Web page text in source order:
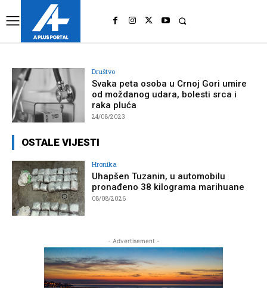
Društvo
Svaka peta osoba u Crnoj Gori umire
od moždanog udara, bolesti srca i
raka pluća
24/08/2023
OSTALE VIJESTI
Hronika
Uhapšen Tuzanin, u automobilu
pronađeno 38 kilograma marihuane
08/08/2026
- Advertisement -